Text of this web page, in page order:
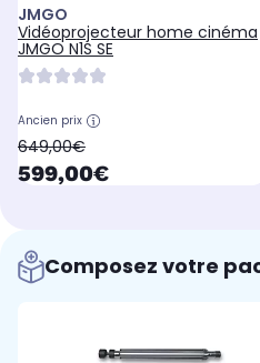
JMGO
Vidéoprojecteur home cinéma
JMGO N1S SE
Ancien prix
oldPrice
649,00€
currentPrice
599,00€
Composez votre